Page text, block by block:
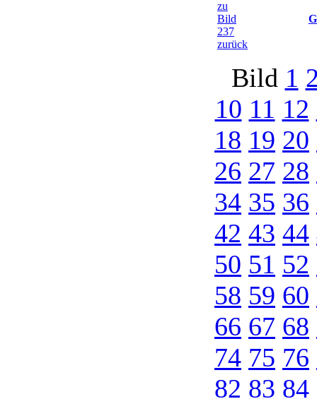
zurück
Bild 1
10 11 12
18 19 20
26 27 28
34 35 36
42 43 44
50 51 52
58 59 60
66 67 68
74 75 76
82 83 84